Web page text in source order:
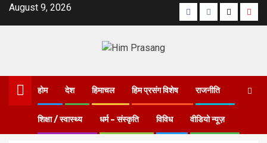
August 9, 2026
होम देश हिमाचल हिम प्रसंग विशेष राजनीति
शिक्षा / स्वास्थ्य धर्म – संस्कृति विविध वीडियो न्यूज़
बहु-क्षेत्रीय केंद्रीय टीम की शिमला में बैठक आयोजित